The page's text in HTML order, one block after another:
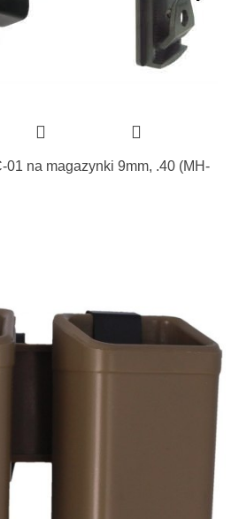
na magazynki 9mm, .40 (MH-